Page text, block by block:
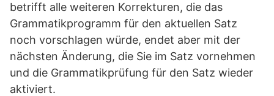
betrifft alle weiteren Korrekturen, die das
Grammatikprogramm für den aktuellen Satz
noch vorschlagen würde, endet aber mit der
nächsten Änderung, die Sie im Satz vornehmen
und die Grammatikprüfung für den Satz wieder
aktiviert.